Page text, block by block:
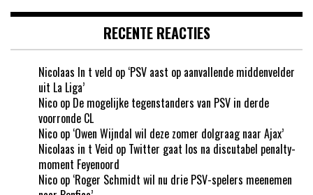
RECENTE REACTIES
Nicolaas In t veld op ‘PSV aast op aanvallende middenvelder
uit La Liga’
Nico op De mogelijke tegenstanders van PSV in derde
voorronde CL
Nico op ‘Owen Wijndal wil deze zomer dolgraag naar Ajax’
Nicolaas in t Veid op Twitter gaat los na discutabel penalty-
moment Feyenoord
Nico op ‘Roger Schmidt wil nu drie PSV-spelers meenemen